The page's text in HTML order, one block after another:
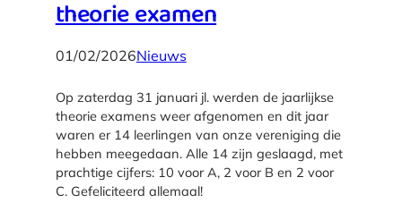
theorie examen
01/02/2026Nieuws
Op zaterdag 31 januari jl. werden de jaarlijkse
theorie examens weer afgenomen en dit jaar
waren er 14 leerlingen van onze vereniging die
hebben meegedaan. Alle 14 zijn geslaagd, met
prachtige cijfers: 10 voor A, 2 voor B en 2 voor
C. Gefeliciteerd allemaal!